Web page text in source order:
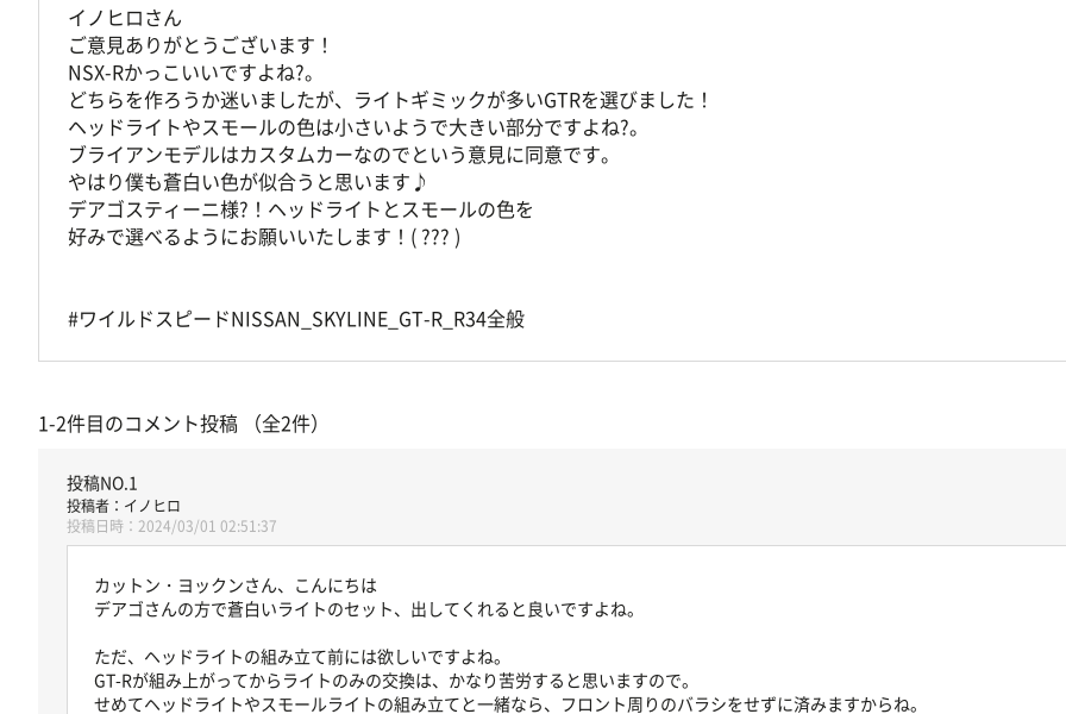
イノヒロさん
ご意見ありがとうございます！
NSX-Rかっこいいですよね?。
どちらを作ろうか迷いましたが、ライトギミックが多いGTRを選びました！
ヘッドライトやスモールの色は小さいようで大きい部分ですよね?。
ブライアンモデルはカスタムカーなのでという意見に同意です。
やはり僕も蒼白い色が似合うと思います♪
デアゴスティーニ様?！ヘッドライトとスモールの色を
好みで選べるようにお願いいたします！( ??? )
#ワイルドスピードNISSAN_SKYLINE_GT-R_R34全般
1-2件目のコメント投稿 （全2件）
2024/03/01 02:51:37
イノヒロ
カットン・ヨックンさん、こんにちは
デアゴさんの方で蒼白いライトのセット、出してくれると良いですよね。
ただ、ヘッドライトの組み立て前には欲しいですよね。
GT-Rが組み上がってからライトのみの交換は、かなり苦労すると思いますので。
せめてヘッドライトやスモールライトの組み立てと一緒なら、フロント周りのバラシをせずに済みますからね。